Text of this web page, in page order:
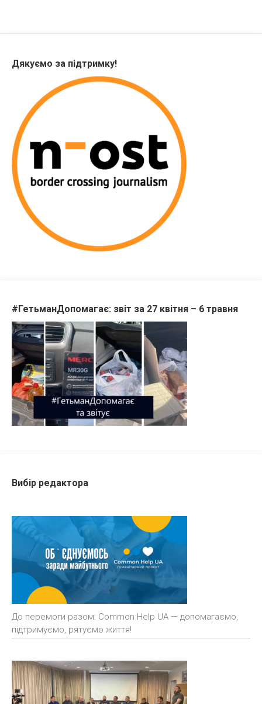
Дякуємо за підтримку!
#ГетьманДопомагає: звіт за 27 квітня – 6 травня
Вибір редактора
До перемоги разом: Common Help UA — допомагаємо,
підтримуємо, рятуємо життя!